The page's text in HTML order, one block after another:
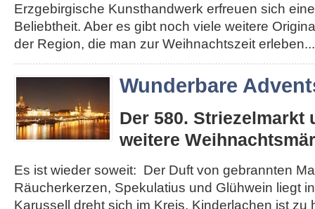
Erzgebirgische Kunsthandwerk erfreuen sich
Beliebtheit. Aber es gibt noch viele weitere
der Region, die man zur Weihnachtszeit
Wunderbare
Der 580. Striezelmarkt
weitere
Es ist wieder soweit: Der Duft von gebrannten
Räucherkerzen, Spekulatius und Glühwein liegt
Karussell dreht sich im Kreis, Kinderlachen ist zu